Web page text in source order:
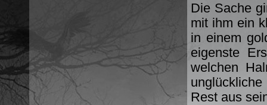
Die Sache
mit ihm ein
in einem
eigenste
welchen
Rest aus